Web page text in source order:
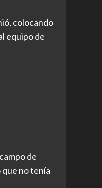
colocando
equipo de
de
que no tenía